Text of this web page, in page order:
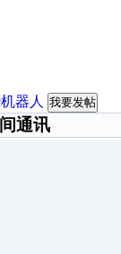
器人 我要发帖
通讯